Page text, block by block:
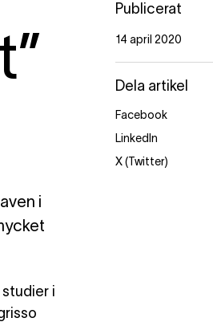
i
i
Publicerat
14 april 2020
Dela artikel
Facebook
LinkedIn
X (Twitter)